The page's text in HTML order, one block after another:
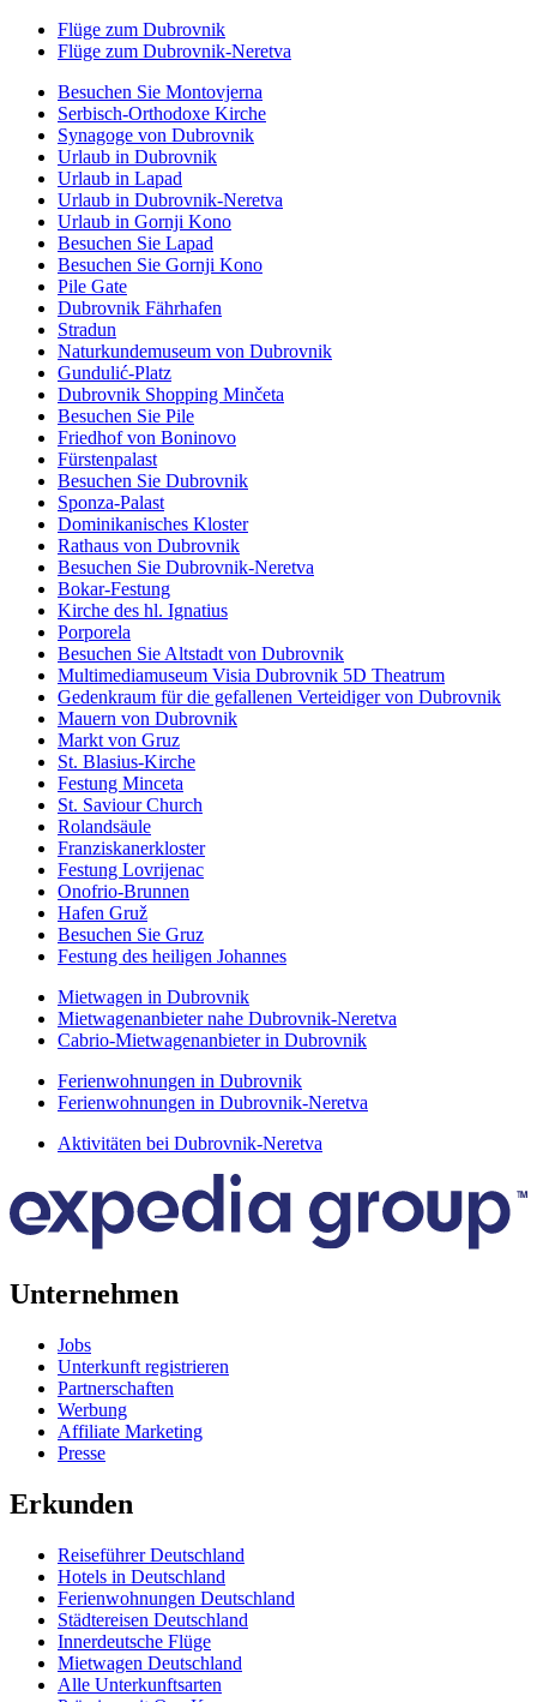
Flüge zum Dubrovnik
Flüge zum Dubrovnik-Neretva
Besuchen Sie Montovjerna
Serbisch-Orthodoxe Kirche
Synagoge von Dubrovnik
Urlaub in Dubrovnik
Urlaub in Lapad
Urlaub in Dubrovnik-Neretva
Urlaub in Gornji Kono
Besuchen Sie Lapad
Besuchen Sie Gornji Kono
Pile Gate
Dubrovnik Fährhafen
Stradun
Naturkundemuseum von Dubrovnik
Gundulić-Platz
Dubrovnik Shopping Minčeta
Besuchen Sie Pile
Friedhof von Boninovo
Fürstenpalast
Besuchen Sie Dubrovnik
Sponza-Palast
Dominikanisches Kloster
Rathaus von Dubrovnik
Besuchen Sie Dubrovnik-Neretva
Bokar-Festung
Kirche des hl. Ignatius
Porporela
Besuchen Sie Altstadt von Dubrovnik
Multimediamuseum Visia Dubrovnik 5D Theatrum
Gedenkraum für die gefallenen Verteidiger von Dubrovnik
Mauern von Dubrovnik
Markt von Gruz
St. Blasius-Kirche
Festung Minceta
St. Saviour Church
Rolandsäule
Franziskanerkloster
Festung Lovrijenac
Onofrio-Brunnen
Hafen Gruž
Besuchen Sie Gruz
Festung des heiligen Johannes
Mietwagen in Dubrovnik
Mietwagenanbieter nahe Dubrovnik-Neretva
Cabrio-Mietwagenanbieter in Dubrovnik
Ferienwohnungen in Dubrovnik
Ferienwohnungen in Dubrovnik-Neretva
Aktivitäten bei Dubrovnik-Neretva
Unternehmen
Jobs
Unterkunft registrieren
Partnerschaften
Werbung
Affiliate Marketing
Presse
Erkunden
Reiseführer Deutschland
Hotels in Deutschland
Ferienwohnungen Deutschland
Städtereisen Deutschland
Innerdeutsche Flüge
Mietwagen Deutschland
Alle Unterkunftsarten